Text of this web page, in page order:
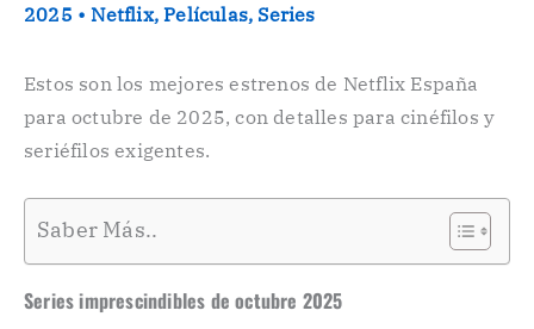
2025 •Netflix,Películas, Series
Estos son los mejores estrenos de Netflix España
para octubre de 2025, con detalles para cinéfilos y
seriéfilos exigentes.
Saber Más..
Series imprescindibles de octubre 2025